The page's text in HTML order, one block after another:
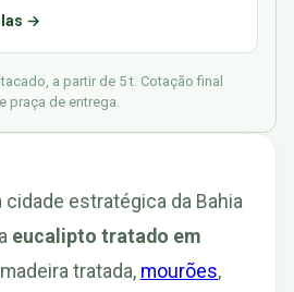
→
a partir de 5 t. Cotação final
praça de entrega.
cidade estratégica da Bahia
eucalipto tratado em
tratada, mourões,